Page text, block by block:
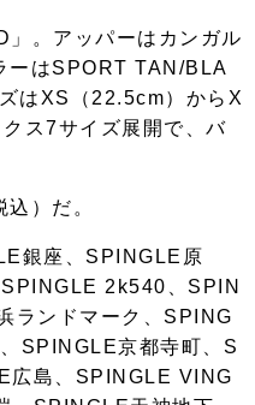
」。アッパーはカンガル
ーはSPORT TAN/BLA
はXS（22.5cm）からX
ス7サイズ展開で、バ
）だ。
銀座、SPINGLE原
2k540、SPIN
ランドマーク、SPING
SPINGLE京都寺町、S
広島、SPINGLE VING